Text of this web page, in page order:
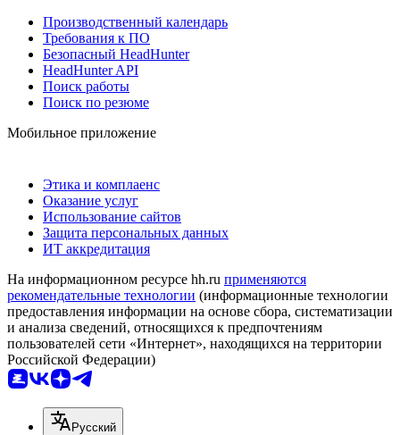
Производственный календарь
Требования к ПО
Безопасный HeadHunter
HeadHunter API
Поиск работы
Поиск по резюме
Мобильное приложение
Этика и комплаенс
Оказание услуг
Использование сайтов
Защита персональных данных
ИТ аккредитация
На информационном ресурсе hh.ru применяются
рекомендательные технологии (информационные технологии
предоставления информации на основе сбора, систематизации
и анализа сведений, относящихся к предпочтениям
пользователей сети «Интернет», находящихся на территории
Российской Федерации)
Русский